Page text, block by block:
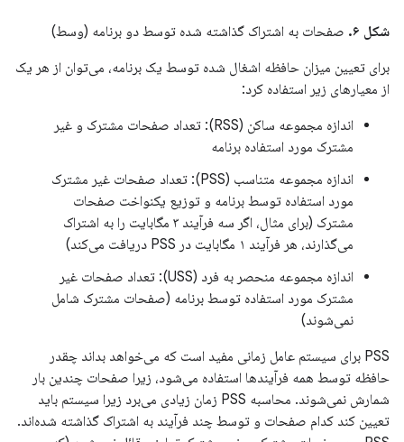
شکل ۶.
صفحات به اشتراک گذاشته شده توسط دو برنامه (وسط)
برای تعیین میزان حافظه اشغال شده توسط یک برنامه، می‌توان از هر یک
از معیارهای زیر استفاده کرد:
اندازه مجموعه ساکن (RSS): تعداد صفحات مشترک و غیر
مشترک مورد استفاده برنامه
اندازه مجموعه متناسب (PSS): تعداد صفحات غیر مشترک
مورد استفاده توسط برنامه و توزیع یکنواخت صفحات
مشترک (برای مثال، اگر سه فرآیند ۳ مگابایت را به اشتراک
می‌گذارند، هر فرآیند ۱ مگابایت در PSS دریافت می‌کند)
اندازه مجموعه منحصر به فرد (USS): تعداد صفحات غیر
مشترک مورد استفاده توسط برنامه (صفحات مشترک شامل
نمی‌شوند)
PSS برای سیستم عامل زمانی مفید است که می‌خواهد بداند چقدر
حافظه توسط همه فرآیندها استفاده می‌شود، زیرا صفحات چندین بار
شمارش نمی‌شوند. محاسبه PSS زمان زیادی می‌برد زیرا سیستم باید
تعیین کند کدام صفحات و توسط چند فرآیند به اشتراک گذاشته شده‌اند.